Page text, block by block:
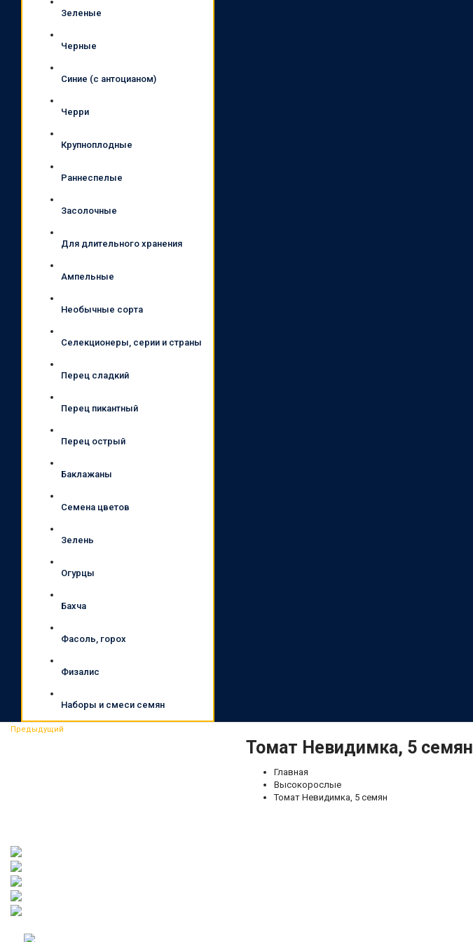
Зеленые
Черные
Синие (с антоцианом)
Черри
Крупноплодные
Раннеспелые
Засолочные
Для длительного хранения
Ампельные
Необычные сорта
Селекционеры, серии и страны
Перец сладкий
Перец пикантный
Перец острый
Баклажаны
Семена цветов
Зелень
Огурцы
Бахча
Фасоль, горох
Физалис
Наборы и смеси семян
Предыдущий
Томат Невидимка, 5 семян
Главная
Высокорослые
Томат Невидимка, 5 семян